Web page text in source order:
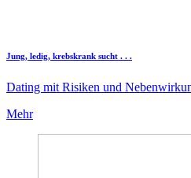
Jung, ledig, krebskrank sucht . . .
Dating mit Risiken und
Mehr